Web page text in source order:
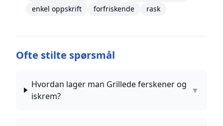
enkel oppskrift
forfriskende rask
Ofte stilte spørsmål
Hvordan lager man Grillede ferskener og
iskrem?
▼